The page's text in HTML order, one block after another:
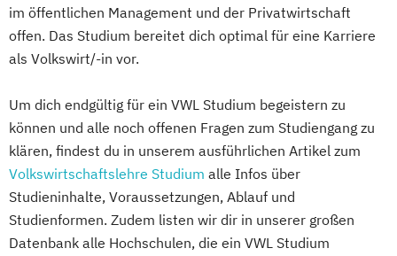
im öffentlichen Management und der Privatwirtschaft
offen. Das Studium bereitet dich optimal für eine Karriere
als Volkswirt/-in vor.
Um dich endgültig für ein VWL Studium begeistern zu
können und alle noch offenen Fragen zum Studiengang zu
klären, findest du in unserem ausführlichen Artikel zum
Volkswirtschaftslehre Studium alle Infos über
Studieninhalte, Voraussetzungen, Ablauf und
Studienformen. Zudem listen wir dir in unserer großen
Datenbank alle Hochschulen, die ein VWL Studium